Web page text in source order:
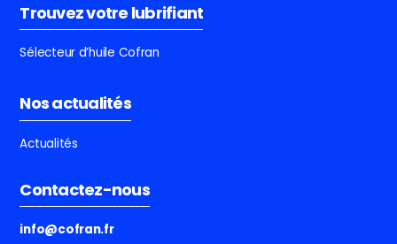
Trouvez votre lubrifiant
Sélecteur d’huile Cofran
Nos actualités
Actualités
Contactez-nous
info@cofran.fr